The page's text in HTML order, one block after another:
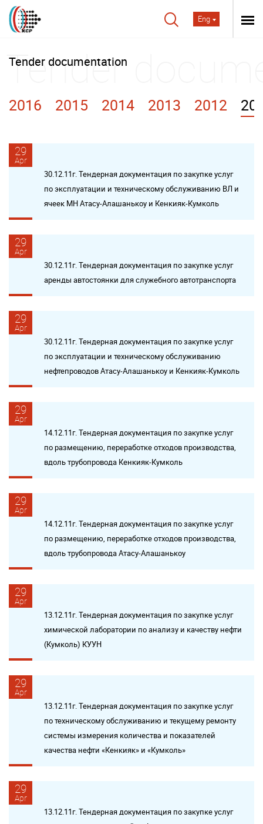
Eng
Tender documentation
2016 2015 2014 2013 2012
29
Apr
30.12.11г. Тендерная документация по закупке услуг
по эксплуатации и техническому обслуживанию ВЛ и
ячеек МН Атасу-Алашанькоу и Кенкияк-Кумколь
29
Apr
30.12.11г. Тендерная документация по закупке услуг
аренды автостоянки для служебного автотранспорта
29
Apr
30.12.11г. Тендерная документация по закупке услуг
по эксплуатации и техническому обслуживанию
нефтепроводов Атасу-Алашанькоу и Кенкияк-Кумколь
29
Apr
14.12.11г. Тендерная документация по закупке услуг
по размещению, переработке отходов производства,
вдоль трубопровода Кенкияк-Кумколь
29
Apr
14.12.11г. Тендерная документация по закупке услуг
по размещению, переработке отходов производства,
вдоль трубопровода Атасу-Алашанькоу
29
Apr
13.12.11г. Тендерная документация по закупке услуг
химической лаборатории по анализу и качеству нефти
(Кумколь) КУУН
29
Apr
13.12.11г. Тендерная документация по закупке услуг
по техническому обслуживанию и текущему ремонту
системы измерения количества и показателей
качества нефти «Кенкияк» и «Кумколь»
29
Apr
13.12.11г. Тендерная документация по закупке услуг